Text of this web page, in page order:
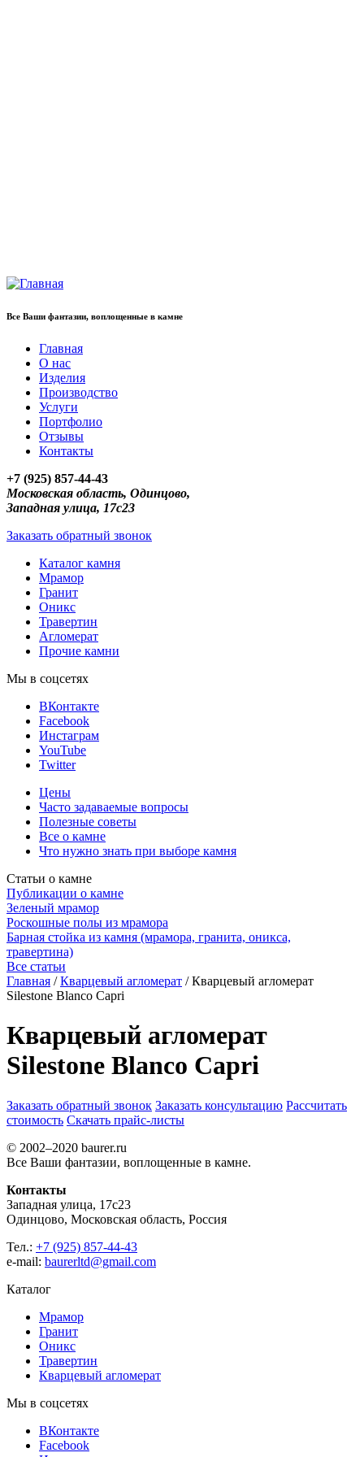
Все Ваши фантазии, воплощенные в камне
Главная
О нас
Изделия
Производство
Услуги
Портфолио
Отзывы
Контакты
+7 (925) 857-44-43
Московская область, Одинцово,
Западная улица, 17с23
Заказать обратный звонок
Каталог камня
Мрамор
Гранит
Оникс
Травертин
Агломерат
Прочие камни
Мы в соцсетях
ВКонтакте
Facebook
Инстаграм
YouTube
Twitter
Цены
Часто задаваемые вопросы
Полезные советы
Все о камне
Что нужно знать при выборе камня
Статьи о камне
Публикации о камне
Зеленый мрамор
Роскошные полы из мрамора
Барная стойка из камня (мрамора, гранита, оникса,
травертина)
Все статьи
Главная / Кварцевый агломерат / Кварцевый агломерат
Silestone Blanco Capri
Кварцевый агломерат
Silestone Blanco Capri
Заказать обратный звонок Заказать консультацию Рассчитать
стоимость Скачать прайс-листы
© 2002–2020 baurer.ru
Все Ваши фантазии, воплощенные в камне.
Контакты
Западная улица, 17с23
Одинцово, Московская область, Россия
Тел.: +7 (925) 857-44-43
e-mail: baurerltd@gmail.com
Каталог
Мрамор
Гранит
Оникс
Травертин
Кварцевый агломерат
Мы в соцсетях
ВКонтакте
Facebook